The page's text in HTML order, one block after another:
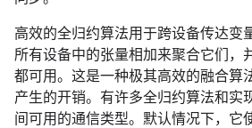
高效的全归约算法用于跨设备传达变
所有设备中的张量相加来聚合它们，
都可用。这是一种极其高效的融合算
产生的开销。有许多全归约算法和实
间可用的通信类型。默认情况下，它